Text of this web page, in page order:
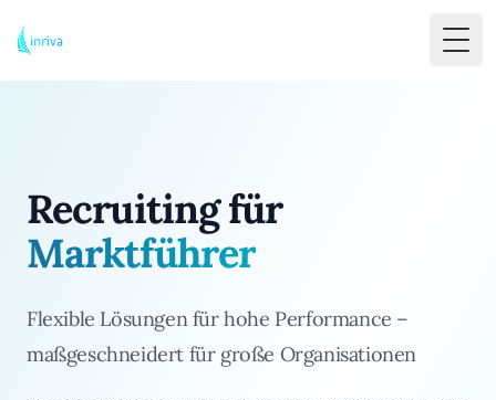
Recruiting für
Marktführer
Flexible Lösungen für hohe Performance –
maßgeschneidert für große Organisationen